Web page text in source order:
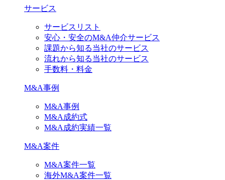
サービス
サービスリスト
安心・安全のM&A仲介サービス
課題から知る当社のサービス
流れから知る当社のサービス
手数料・料金
M&A事例
M&A事例
M&A成約式
M&A成約実績一覧
M&A案件
M&A案件一覧
海外M&A案件一覧